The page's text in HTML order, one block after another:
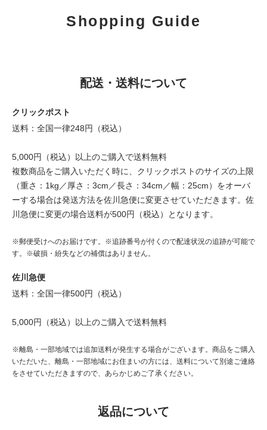
Shopping Guide
配送・送料について
クリックポスト
送料：全国一律248円（税込）
5,000円（税込）以上のご購入で送料無料
複数商品をご購入いただく時に、クリックポストのサイズの上限
（重さ：1kg／厚さ：3cm／長さ：34cm／幅：25cm）をオーバ
ーする場合は発送方法を佐川急便に変更させていただきます。佐
川急便に変更の場合送料が500円（税込）となります。
※郵便受けへのお届けです。※追跡番号が付くので配達状況の追跡が可能で
す。※破損・紛失などの補償はありません。
佐川急便
送料：全国一律500円（税込）
5,000円（税込）以上のご購入で送料無料
※離島・一部地域では追加送料が発生する場合がございます。商品をご購入
いただいた、離島・一部地域にお住まいの方には、送料について別途ご連絡
をさせていただきますので、あらかじめご了承ください。
返品について